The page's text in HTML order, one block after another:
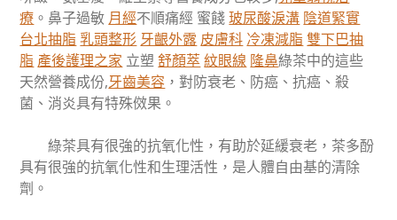
療 。鼻子過敏 月經不順痛經 蜜餞玻尿酸淚溝 陰道緊實
台北抽脂 乳頭整形 牙齦外露 皮膚科 冷凍減脂 雙下巴抽
脂 產後護理之家 立塑舒顏萃紋眼線 隆鼻綠茶中的這些
天然營養成份,牙齒美容 ，對防衰老、防癌、抗癌、殺
菌、消炎具有特殊傚果。
綠茶具有很強的抗氧化性，有助於延緩衰老，茶多酚
具有很強的抗氧化性和生理活性，是人體自由基的清除
劑。